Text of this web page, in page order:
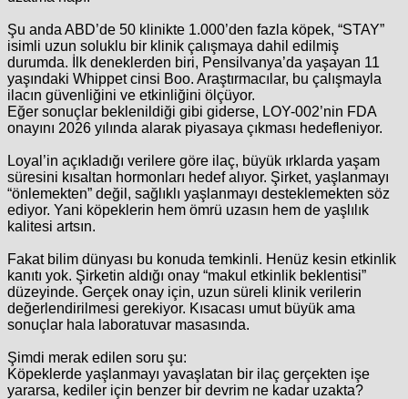
Şu anda ABD’de 50 klinikte 1.000’den fazla köpek, “STAY”
isimli uzun soluklu bir klinik çalışmaya dahil edilmiş
durumda. İlk deneklerden biri, Pensilvanya’da yaşayan 11
yaşındaki Whippet cinsi Boo. Araştırmacılar, bu çalışmayla
ilacın güvenliğini ve etkinliğini ölçüyor.
Eğer sonuçlar beklenildiği gibi giderse, LOY-002’nin FDA
onayını 2026 yılında alarak piyasaya çıkması hedefleniyor.
Loyal’in açıkladığı verilere göre ilaç, büyük ırklarda yaşam
süresini kısaltan hormonları hedef alıyor. Şirket, yaşlanmayı
“önlemekten” değil, sağlıklı yaşlanmayı desteklemekten söz
ediyor. Yani köpeklerin hem ömrü uzasın hem de yaşlılık
kalitesi artsın.
Fakat bilim dünyası bu konuda temkinli. Henüz kesin etkinlik
kanıtı yok. Şirketin aldığı onay “makul etkinlik beklentisi”
düzeyinde. Gerçek onay için, uzun süreli klinik verilerin
değerlendirilmesi gerekiyor. Kısacası umut büyük ama
sonuçlar hala laboratuvar masasında.
Şimdi merak edilen soru şu:
Köpeklerde yaşlanmayı yavaşlatan bir ilaç gerçekten işe
yararsa, kediler için benzer bir devrim ne kadar uzakta?